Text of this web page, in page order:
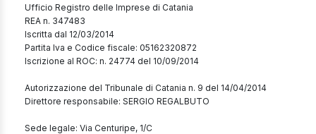
Ufficio Registro delle Imprese di Catania
REA n. 347483
Iscritta dal 12/03/2014
Partita Iva e Codice fiscale: 05162320872
Iscrizione al ROC: n. 24774 del 10/09/2014
Autorizzazione del Tribunale di Catania n. 9 del 14/04/2014
Direttore responsabile: SERGIO REGALBUTO
Sede legale: Via Centuripe, 1/C